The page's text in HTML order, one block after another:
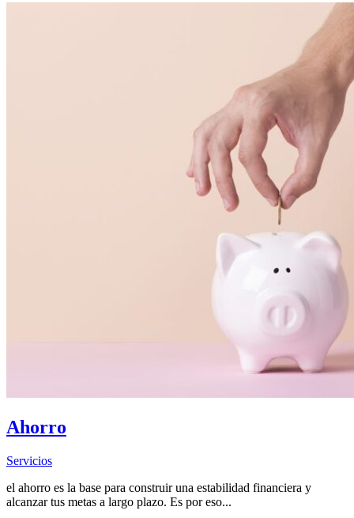
Ahorro
Servicios
el ahorro es la base para construir una estabilidad financiera y
alcanzar tus metas a largo plazo. Es por eso...